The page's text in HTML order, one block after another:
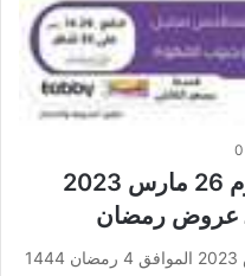
0
عروض احمد عبد الواحد اليوم 26 مارس 2023
عروض احمد عبد الواحد اليوم 26 مارس 2023 الموافق 4 رمضان 1444